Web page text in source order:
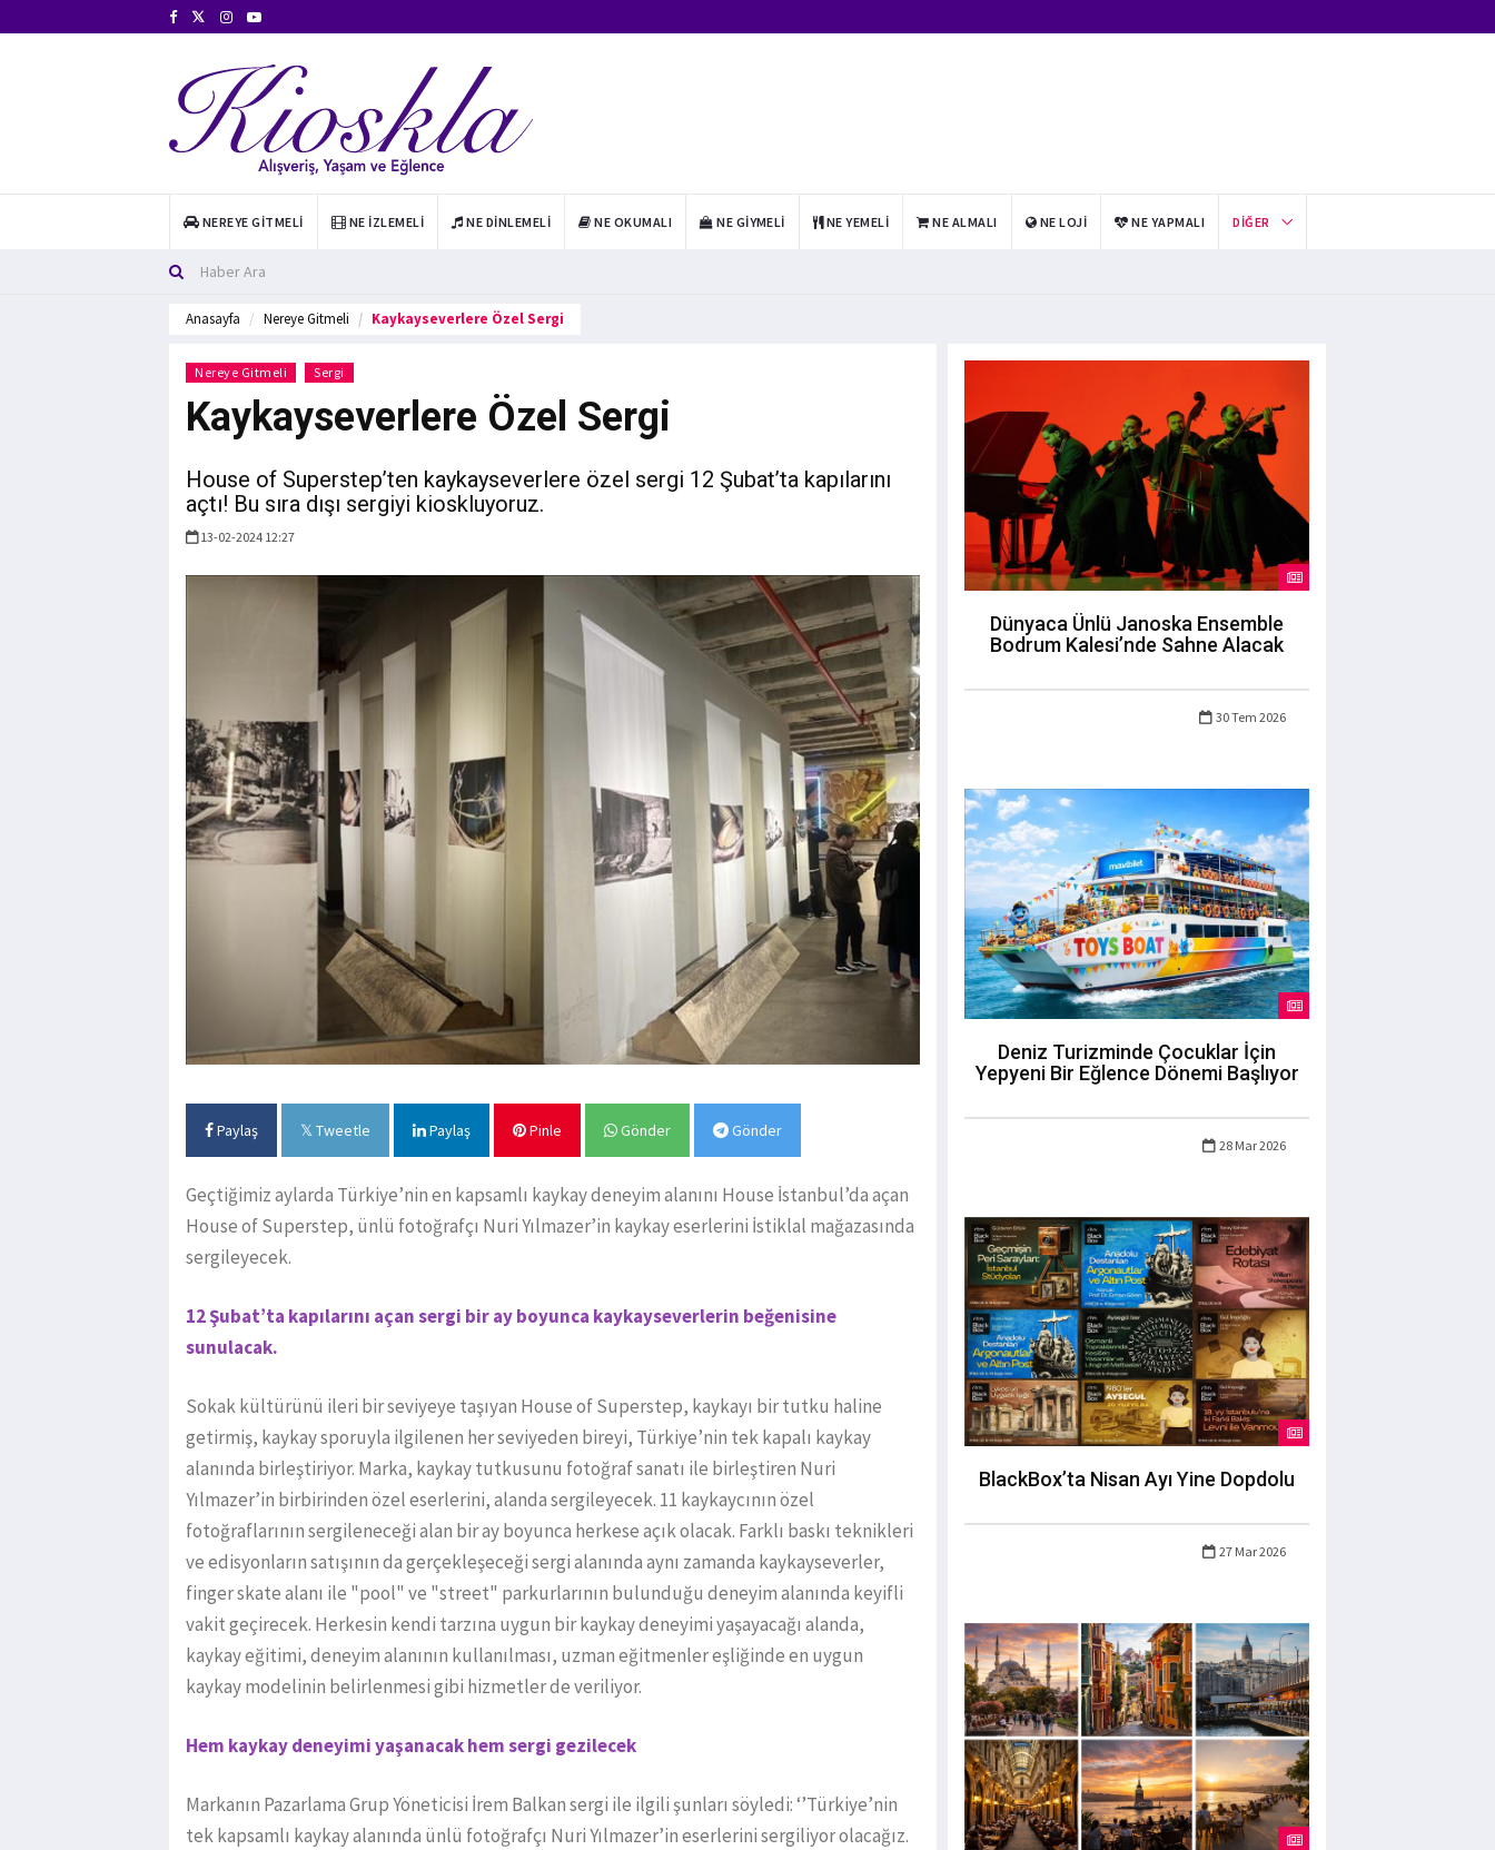
NEREYE GITMELI NE İZLEMELI NE DINLEMELI NE OKUMALI NE GIYMELI NE YEMELI NE ALMALI NE LOJI NE YAPMALI DIĞER
Anasayfa Nereye Gitmeli Kaykayseverlere Özel Sergi
Nereye Gitmeli Sergi
Kaykayseverlere Özel Sergi
House of Superstep’ten kaykayseverlere özel sergi 12 Şubat’ta kapılarını
açtı! Bu sıra dışı sergiyi kioskluyoruz.
13-02-2024 12:27
Paylaş Tweetle Paylaş Pinle Gönder Gönder
Geçtiğimiz aylarda Türkiye’nin en kapsamlı kaykay deneyim alanını House İstanbul’da açan
House of Superstep, ünlü fotoğrafçı Nuri Yılmazer’in kaykay eserlerini İstiklal mağazasında
sergileyecek.
12 Şubat’ta kapılarını açan sergi bir ay boyunca kaykayseverlerin beğenisine
sunulacak.
Sokak kültürünü ileri bir seviyeye taşıyan House of Superstep, kaykayı bir tutku haline
getirmiş, kaykay sporuyla ilgilenen her seviyeden bireyi, Türkiye’nin tek kapalı kaykay
alanında birleştiriyor. Marka, kaykay tutkusunu fotoğraf sanatı ile birleştiren Nuri
Yılmazer’in birbirinden özel eserlerini, alanda sergileyecek. 11 kaykaycının özel
fotoğraflarının sergileneceği alan bir ay boyunca herkese açık olacak. Farklı baskı teknikleri
ve edisyonların satışının da gerçekleşeceği sergi alanında aynı zamanda kaykayseverler,
finger skate alanı ile "pool" ve "street" parkurlarının bulunduğu deneyim alanında keyifli
vakit geçirecek. Herkesin kendi tarzına uygun bir kaykay deneyimi yaşayacağı alanda,
kaykay eğitimi, deneyim alanının kullanılması, uzman eğitmenler eşliğinde en uygun
kaykay modelinin belirlenmesi gibi hizmetler de veriliyor.
Hem kaykay deneyimi yaşanacak hem sergi gezilecek
Markanın Pazarlama Grup Yöneticisi İrem Balkan sergi ile ilgili şunları söyledi: ‘’Türkiye’nin
tek kapsamlı kaykay alanında ünlü fotoğrafçı Nuri Yılmazer’in eserlerini sergiliyor olacağız.
Dünyaca Ünlü Janoska Ensemble
Bodrum Kalesi’nde Sahne Alacak
30 Tem 2026
Deniz Turizminde Çocuklar İçin
Yepyeni Bir Eğlence Dönemi Başlıyor
28 Mar 2026
BlackBox’ta Nisan Ayı Yine Dopdolu
27 Mar 2026